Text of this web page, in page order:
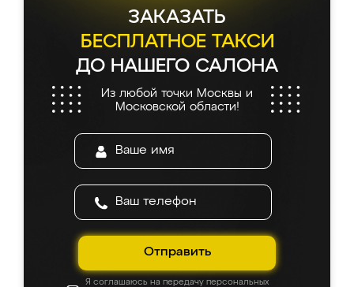
ЗАКАЗАТЬ
БЕСПЛАТНОЕ ТАКСИ
ДО НАШЕГО САЛОНА
Из любой точки Москвы и
Московской области!
Отправить
Я соглашаюсь на передачу персональных